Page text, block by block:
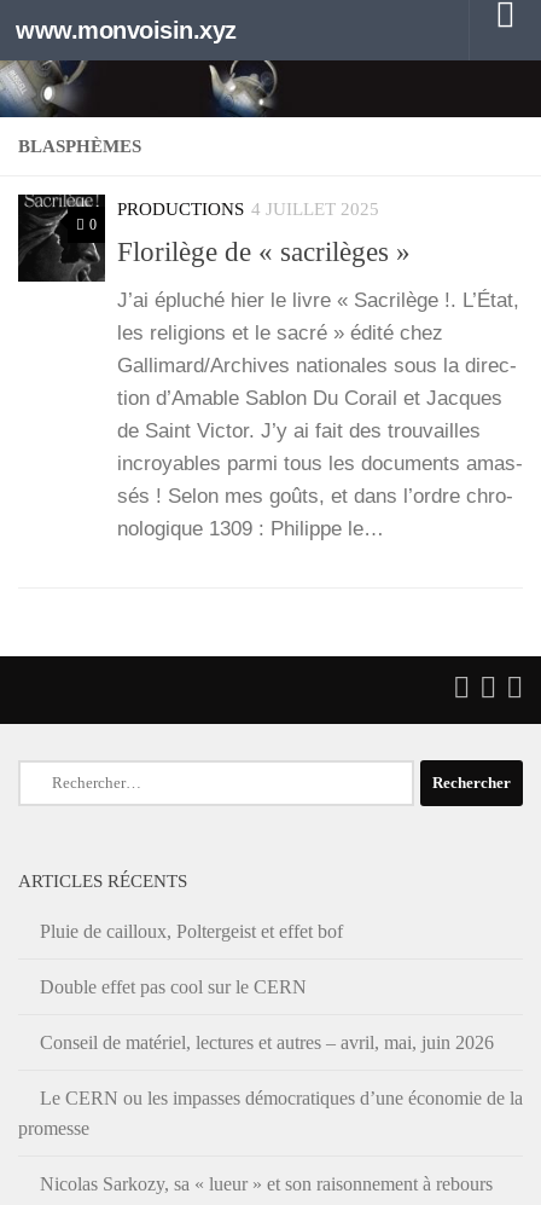
Au dessous du contenu
www.monvoisin.xyz
BLASPHÈMES
0
PRODUCTIONS 4 JUILLET 2025
Florilège de « sacrilèges »
J’ai éplu­ché hier le livre « Sacri­lège !. L’É­tat,
les reli­gions et le sacré » édi­té chez
Gallimard/Archives natio­nales sous la direc­
tion d’A­mable Sablon Du Corail et Jacques
de Saint Vic­tor. J’y ai fait des trou­vailles
incroyables par­mi tous les docu­ments amas­
sés ! Selon mes goûts, et dans l’ordre chro­
no­lo­gique 1309 : Phi­lippe le…
Rechercher :
ARTICLES RÉCENTS
Pluie de cailloux, Poltergeist et effet bof
Double effet pas cool sur le CERN
Conseil de matériel, lectures et autres – avril, mai, juin 2026
Le CERN ou les impasses démocratiques d’une économie de la
promesse
Nicolas Sarkozy, sa « lueur » et son raisonnement à rebours